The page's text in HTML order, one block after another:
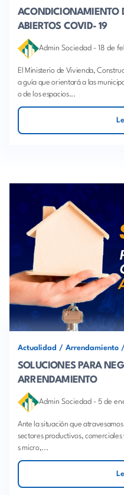
ACONDICIONAMIENTO
ABIERTOS COVID- 19
Admin Sociedad - 18 de
El Ministerio de Vivienda,
a guía que orientará a las
o de los espacios...
Actualidad / Arrendamiento /
SOLUCIONES PARA
ARRENDAMIENTO
Admin Sociedad - 5 de
Ante la situación que
sectores productivos,
s micro,...